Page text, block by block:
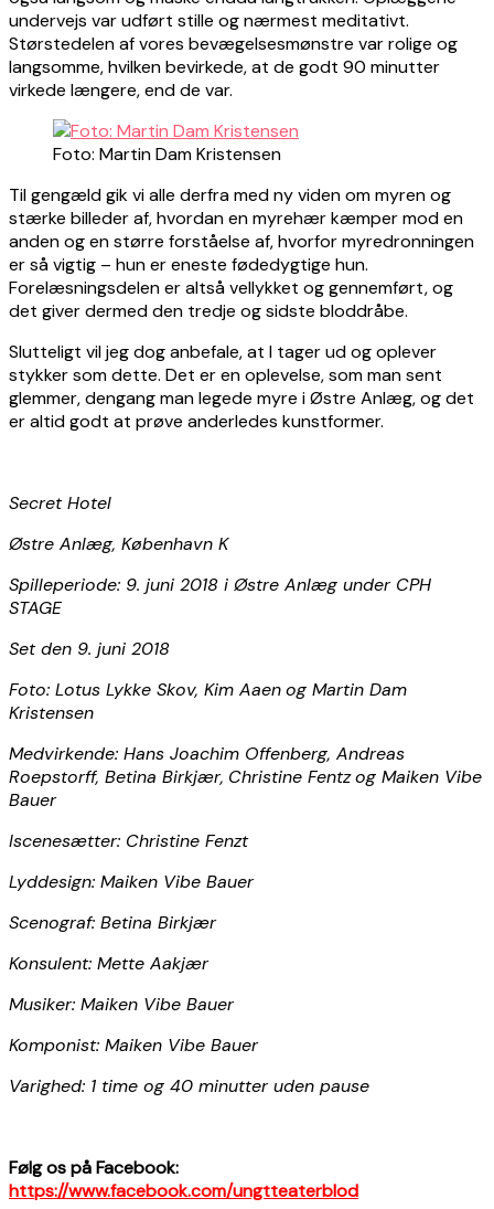
undervejs var udført stille og nærmest meditativt.
Størstedelen af vores bevægelsesmønstre var rolige og
langsomme, hvilken bevirkede, at de godt 90 minutter
virkede længere, end de var.
Foto: Martin Dam Kristensen
Til gengæld gik vi alle derfra med ny viden om myren og
stærke billeder af, hvordan en myrehær kæmper mod en
anden og en større forståelse af, hvorfor myredronningen
er så vigtig – hun er eneste fødedygtige hun.
Forelæsningsdelen er altså vellykket og gennemført, og
det giver dermed den tredje og sidste bloddråbe.
Slutteligt vil jeg dog anbefale, at I tager ud og oplever
stykker som dette. Det er en oplevelse, som man sent
glemmer, dengang man legede myre i Østre Anlæg, og det
er altid godt at prøve anderledes kunstformer.
Secret Hotel
Østre Anlæg, København K
Spilleperiode: 9. juni 2018 i Østre Anlæg under CPH
STAGE
Set den 9. juni 2018
Foto: Lotus Lykke Skov, Kim Aaenog Martin Dam
Kristensen
Medvirkende: Hans Joachim Offenberg, Andreas
Roepstorff, Betina Birkjær, Christine Fentzog Maiken Vibe
Bauer
Iscenesætter: Christine Fenzt
Lyddesign: Maiken Vibe Bauer
Scenograf: Betina Birkjær
Konsulent: Mette Aakjær
Musiker: Maiken Vibe Bauer
Komponist: Maiken Vibe Bauer
Varighed: 1 time og 40 minutter uden pause
Følg os på Facebook:
https://www.facebook.com/ungtteaterblod